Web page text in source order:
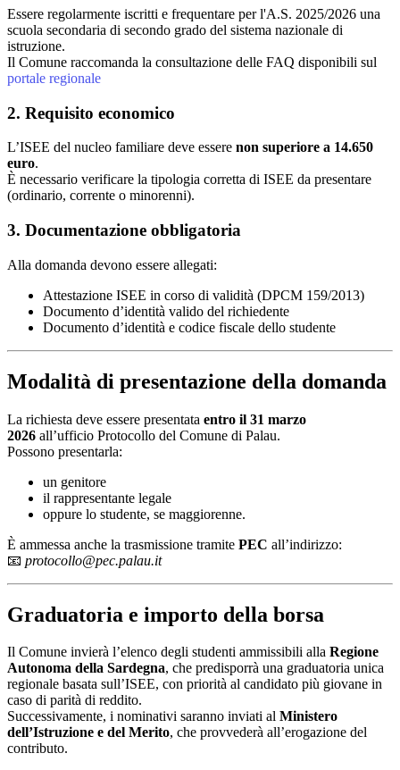
Essere regolarmente iscritti e frequentare per l'A.S. 2025/2026 una
scuola secondaria di secondo grado del sistema nazionale di
istruzione.
Il Comune raccomanda la consultazione delle FAQ disponibili sul
portale regionale
2. Requisito economico
L’ISEE del nucleo familiare deve essere non superiore a 14.650
euro.
È necessario verificare la tipologia corretta di ISEE da presentare
(ordinario, corrente o minorenni).
3. Documentazione obbligatoria
Alla domanda devono essere allegati:
Attestazione ISEE in corso di validità (DPCM 159/2013)
Documento d’identità valido del richiedente
Documento d’identità e codice fiscale dello studente
Modalità di presentazione della domanda
La richiesta deve essere presentata entro il 31 marzo
2026 all’ufficio Protocollo del Comune di Palau.
Possono presentarla:
un genitore
il rappresentante legale
oppure lo studente, se maggiorenne.
È ammessa anche la trasmissione tramite PEC all’indirizzo:
📧 protocollo@pec.palau.it
Graduatoria e importo della borsa
Il Comune invierà l’elenco degli studenti ammissibili alla Regione
Autonoma della Sardegna, che predisporrà una graduatoria unica
regionale basata sull’ISEE, con priorità al candidato più giovane in
caso di parità di reddito.
Successivamente, i nominativi saranno inviati al Ministero
dell’Istruzione e del Merito, che provvederà all’erogazione del
contributo.